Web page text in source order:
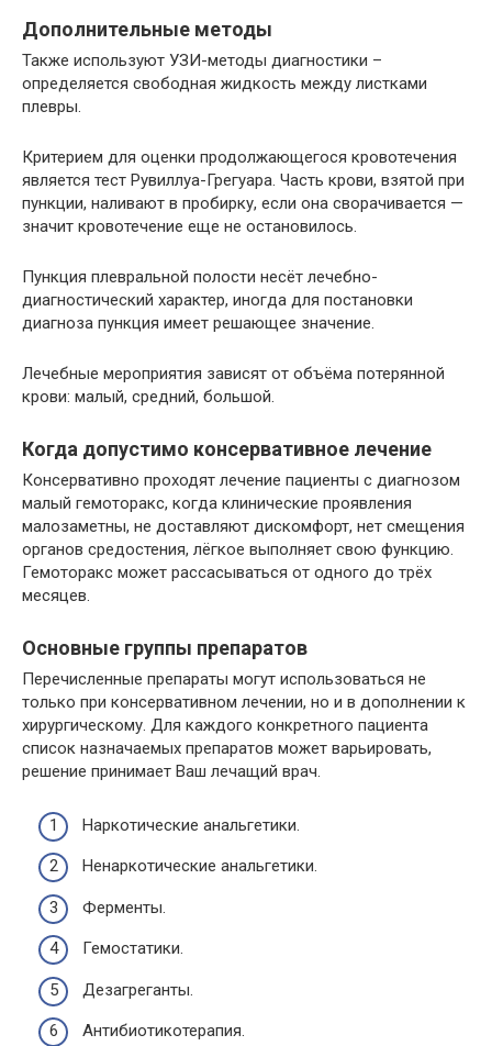
Дополнительные методы
Также используют УЗИ-методы диагностики –
определяется свободная жидкость между листками
плевры.
Критерием для оценки продолжающегося кровотечения
является тест Рувиллуа-Грегуара. Часть крови, взятой при
пункции, наливают в пробирку, если она сворачивается —
значит кровотечение еще не остановилось.
Пункция плевральной полости несёт лечебно-
диагностический характер, иногда для постановки
диагноза пункция имеет решающее значение.
Лечебные мероприятия зависят от объёма потерянной
крови: малый, средний, большой.
Когда допустимо консервативное лечение
Консервативно проходят лечение пациенты с диагнозом
малый гемоторакс, когда клинические проявления
малозаметны, не доставляют дискомфорт, нет смещения
органов средостения, лёгкое выполняет свою функцию.
Гемоторакс может рассасываться от одного до трёх
месяцев.
Основные группы препаратов
Перечисленные препараты могут использоваться не
только при консервативном лечении, но и в дополнении к
хирургическому. Для каждого конкретного пациента
список назначаемых препаратов может варьировать,
решение принимает Ваш лечащий врач.
Наркотические анальгетики.
Ненаркотические анальгетики.
Ферменты.
Гемостатики.
Дезагреганты.
Антибиотикотерапия.